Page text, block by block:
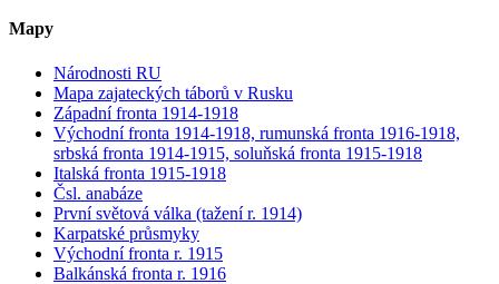
Mapy
Národnosti RU
Mapa zajateckých táborů v Rusku
Západní fronta 1914-1918
Východní fronta 1914-1918, rumunská fronta 1916-1918,
srbská fronta 1914-1915, soluňská fronta 1915-1918
Italská fronta 1915-1918
Čsl. anabáze
První světová válka (tažení r. 1914)
Karpatské průsmyky
Východní fronta r. 1915
Balkánská fronta r. 1916